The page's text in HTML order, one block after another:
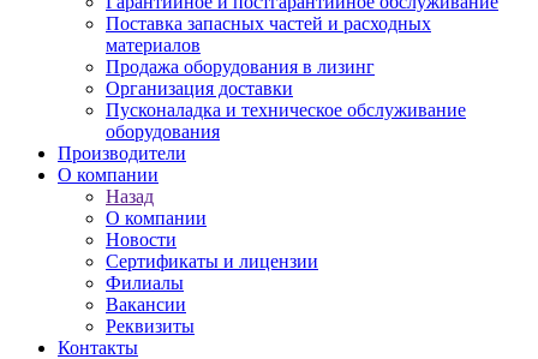
Поставка запасных частей и расходных
материалов
Продажа оборудования в лизинг
Организация доставки
Пусконаладка и техническое обслуживание
оборудования
Производители
О компании
Назад
О компании
Новости
Сертификаты и лицензии
Филиалы
Вакансии
Реквизиты
Контакты